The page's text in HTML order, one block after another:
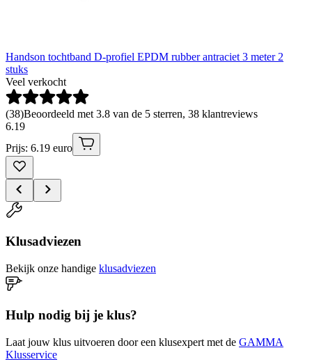
Handson tochtband D-profiel EPDM rubber antraciet 3 meter 2
stuks
Veel verkocht
(38)Beoordeeld met 3.8 van de 5 sterren, 38 klantreviews
6.19
Prijs: 6.19 euro
Klusadviezen
Bekijk onze handige klusadviezen
Hulp nodig bij je klus?
Laat jouw klus uitvoeren door een klusexpert met de GAMMA
Klusservice